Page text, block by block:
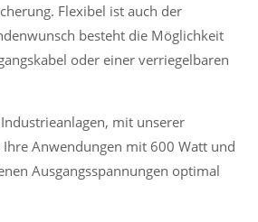
Flexibel ist auch der
besteht die Möglichkeit
oder einer verriegelbaren
mit unserer
Ihre Anwendungen mit 600 Watt und
Ausgangsspannungen optimal